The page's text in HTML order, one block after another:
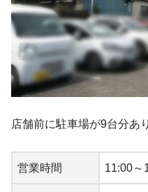
店舗前に駐車場が9台分あ
営業時間 11:00～